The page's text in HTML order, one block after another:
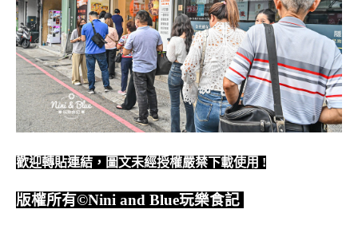
歡迎轉貼連結，圖文未經授權嚴禁下載使用 !
版權所有©Nini and Blue玩樂食記